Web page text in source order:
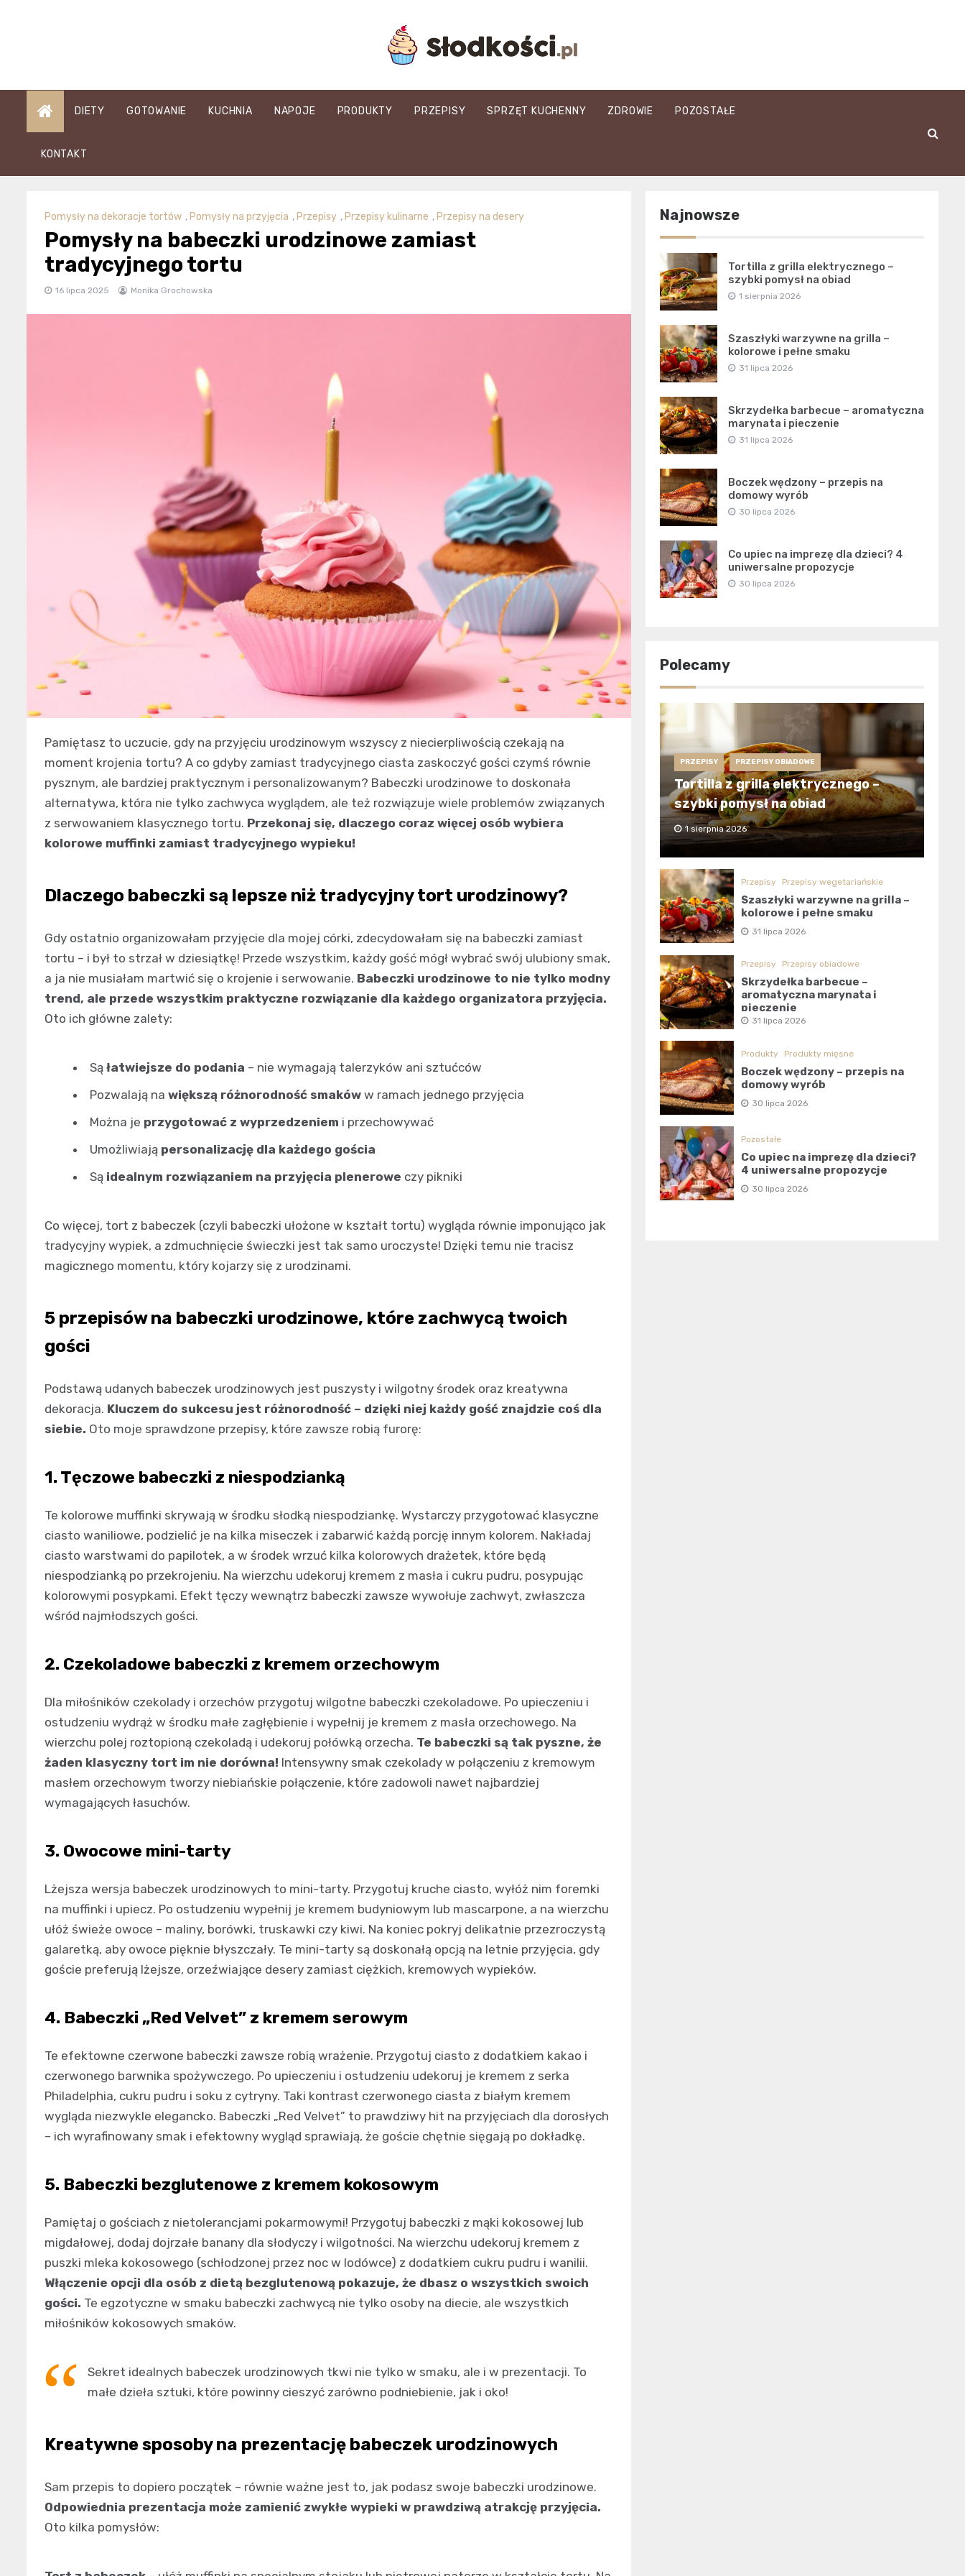
slodkosci.pl
DIETY GOTOWANIE KUCHNIA NAPOJE PRODUKTY PRZEPISY SPRZĘT KUCHENNY ZDROWIE POZOSTAŁE
KONTAKT
Pomysły na dekoracje tortów , Pomysły na przyjęcia , Przepisy , Przepisy kulinarne , Przepisy na desery
Pomysły na babeczki urodzinowe zamiast
tradycyjnego tortu
16 lipca 2025 Monika Grochowska
Pamiętasz to uczucie, gdy na przyjęciu urodzinowym wszyscy z niecierpliwością czekają na
moment krojenia tortu? A co gdyby zamiast tradycyjnego ciasta zaskoczyć gości czymś równie
pysznym, ale bardziej praktycznym i personalizowanym? Babeczki urodzinowe to doskonała
alternatywa, która nie tylko zachwyca wyglądem, ale też rozwiązuje wiele problemów związanych
z serwowaniem klasycznego tortu. Przekonaj się, dlaczego coraz więcej osób wybiera
kolorowe muffinki zamiast tradycyjnego wypieku!
Dlaczego babeczki są lepsze niż tradycyjny tort urodzinowy?
Gdy ostatnio organizowałam przyjęcie dla mojej córki, zdecydowałam się na babeczki zamiast
tortu – i był to strzał w dziesiątkę! Przede wszystkim, każdy gość mógł wybrać swój ulubiony smak,
a ja nie musiałam martwić się o krojenie i serwowanie. Babeczki urodzinowe to nie tylko modny
trend, ale przede wszystkim praktyczne rozwiązanie dla każdego organizatora przyjęcia.
Oto ich główne zalety:
Są łatwiejsze do podania – nie wymagają talerzyków ani sztućców
Pozwalają na większą różnorodność smaków w ramach jednego przyjęcia
Można je przygotować z wyprzedzeniem i przechowywać
Umożliwiają personalizację dla każdego gościa
Są idealnym rozwiązaniem na przyjęcia plenerowe czy pikniki
Co więcej, tort z babeczek (czyli babeczki ułożone w kształt tortu) wygląda równie imponująco jak
tradycyjny wypiek, a zdmuchnięcie świeczki jest tak samo uroczyste! Dzięki temu nie tracisz
magicznego momentu, który kojarzy się z urodzinami.
5 przepisów na babeczki urodzinowe, które zachwycą twoich
gości
Podstawą udanych babeczek urodzinowych jest puszysty i wilgotny środek oraz kreatywna
dekoracja. Kluczem do sukcesu jest różnorodność – dzięki niej każdy gość znajdzie coś dla
siebie. Oto moje sprawdzone przepisy, które zawsze robią furorę:
1. Tęczowe babeczki z niespodzianką
Te kolorowe muffinki skrywają w środku słodką niespodziankę. Wystarczy przygotować klasyczne
ciasto waniliowe, podzielić je na kilka miseczek i zabarwić każdą porcję innym kolorem. Nakładaj
ciasto warstwami do papilotek, a w środek wrzuć kilka kolorowych drażetek, które będą
niespodzianką po przekrojeniu. Na wierzchu udekoruj kremem z masła i cukru pudru, posypując
kolorowymi posypkami. Efekt tęczy wewnątrz babeczki zawsze wywołuje zachwyt, zwłaszcza
wśród najmłodszych gości.
2. Czekoladowe babeczki z kremem orzechowym
Dla miłośników czekolady i orzechów przygotuj wilgotne babeczki czekoladowe. Po upieczeniu i
ostudzeniu wydrąż w środku małe zagłębienie i wypełnij je kremem z masła orzechowego. Na
wierzchu polej roztopioną czekoladą i udekoruj połówką orzecha. Te babeczki są tak pyszne, że
żaden klasyczny tort im nie dorówna! Intensywny smak czekolady w połączeniu z kremowym
masłem orzechowym tworzy niebiańskie połączenie, które zadowoli nawet najbardziej
wymagających łasuchów.
3. Owocowe mini-tarty
Lżejsza wersja babeczek urodzinowych to mini-tarty. Przygotuj kruche ciasto, wyłóż nim foremki
na muffinki i upiecz. Po ostudzeniu wypełnij je kremem budyniowym lub mascarpone, a na wierzchu
ułóż świeże owoce – maliny, borówki, truskawki czy kiwi. Na koniec pokryj delikatnie przezroczystą
galaretką, aby owoce pięknie błyszczały. Te mini-tarty są doskonałą opcją na letnie przyjęcia, gdy
goście preferują lżejsze, orzeźwiające desery zamiast ciężkich, kremowych wypieków.
4. Babeczki „Red Velvet” z kremem serowym
Te efektowne czerwone babeczki zawsze robią wrażenie. Przygotuj ciasto z dodatkiem kakao i
czerwonego barwnika spożywczego. Po upieczeniu i ostudzeniu udekoruj je kremem z serka
Philadelphia, cukru pudru i soku z cytryny. Taki kontrast czerwonego ciasta z białym kremem
wygląda niezwykle elegancko. Babeczki „Red Velvet” to prawdziwy hit na przyjęciach dla dorosłych
– ich wyrafinowany smak i efektowny wygląd sprawiają, że goście chętnie sięgają po dokładkę.
5. Babeczki bezglutenowe z kremem kokosowym
Pamiętaj o gościach z nietolerancjami pokarmowymi! Przygotuj babeczki z mąki kokosowej lub
migdałowej, dodaj dojrzałe banany dla słodyczy i wilgotności. Na wierzchu udekoruj kremem z
puszki mleka kokosowego (schłodzonej przez noc w lodówce) z dodatkiem cukru pudru i wanilii.
Włączenie opcji dla osób z dietą bezglutenową pokazuje, że dbasz o wszystkich swoich
gości. Te egzotyczne w smaku babeczki zachwycą nie tylko osoby na diecie, ale wszystkich
miłośników kokosowych smaków.
Sekret idealnych babeczek urodzinowych tkwi nie tylko w smaku, ale i w prezentacji. To
małe dzieła sztuki, które powinny cieszyć zarówno podniebienie, jak i oko!
Kreatywne sposoby na prezentację babeczek urodzinowych
Sam przepis to dopiero początek – równie ważne jest to, jak podasz swoje babeczki urodzinowe.
Odpowiednia prezentacja może zamienić zwykłe wypieki w prawdziwą atrakcję przyjęcia.
Oto kilka pomysłów:
Najnowsze
Tortilla z grilla elektrycznego –
szybki pomysł na obiad
1 sierpnia 2026
Szaszłyki warzywne na grilla –
kolorowe i pełne smaku
31 lipca 2026
Skrzydełka barbecue – aromatyczna
marynata i pieczenie
31 lipca 2026
Boczek wędzony – przepis na
domowy wyrób
30 lipca 2026
Co upiec na imprezę dla dzieci? 4
uniwersalne propozycje
30 lipca 2026
Polecamy
PRZEPISY PRZEPISY OBIADOWE
Tortilla z grilla elektrycznego –
szybki pomysł na obiad
1 sierpnia 2026
Przepisy Przepisy wegetariańskie
Szaszłyki warzywne na grilla –
kolorowe i pełne smaku
31 lipca 2026
Przepisy Przepisy obiadowe
Skrzydełka barbecue –
aromatyczna marynata i
pieczenie
31 lipca 2026
Produkty Produkty mięsne
Boczek wędzony – przepis na
domowy wyrób
30 lipca 2026
Pozostałe
Co upiec na imprezę dla dzieci?
4 uniwersalne propozycje
30 lipca 2026